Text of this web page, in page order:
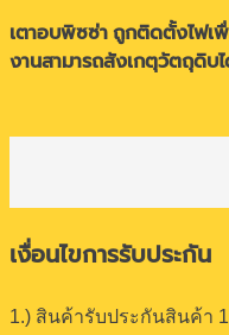
เตาอบพิซซ่า ถูกติดตั้งไฟเพื่
งานสามารถสังเกตุวัตถุดิบ
เงื่อนไขการรับประกัน
1.) สินค้ารับประกันสินค้า